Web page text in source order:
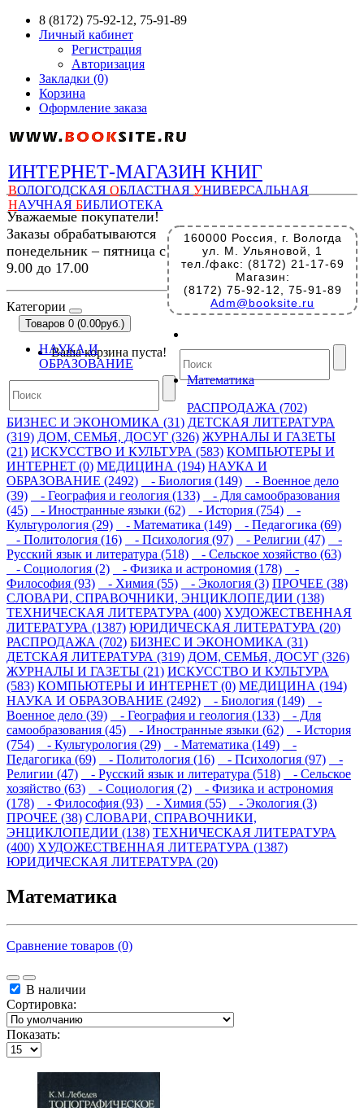
8 (8172) 75-92-12, 75-91-89
Личный кабинет
Регистрация
Авторизация
Закладки (0)
Корзина
Оформление заказа
ИНТЕРНЕТ-МАГАЗИН КНИГ
ВОЛОГОДСКАЯ ОБЛАСТНАЯ УНИВЕРСАЛЬНАЯ
НАУЧНАЯ БИБЛИОТЕКА
160000 Россия, г. Вологда
ул. М. Ульяновой, 1
тел./факс: (8172) 21-17-69
Магазин:
(8172) 75-92-12, 75-91-89
Adm@booksite.ru
Уважаемые покупатели!
Заказы обрабатываются
понедельник – пятница с
9.00 до 17.00
Категории
Товаров 0 (0.00руб.)
Ваша корзина пуста!
НАУКА И
ОБРАЗОВАНИЕ
Математика
РАСПРОДАЖА (702)
БИЗНЕС И ЭКОНОМИКА (31) ДЕТСКАЯ ЛИТЕРАТУРА
(319) ДОМ, СЕМЬЯ, ДОСУГ (326) ЖУРНАЛЫ И ГАЗЕТЫ
(21) ИСКУССТВО И КУЛЬТУРА (583) КОМПЬЮТЕРЫ И
ИНТЕРНЕТ (0) МЕДИЦИНА (194) НАУКА И
ОБРАЗОВАНИЕ (2492)
- Биология (149)
- Военное дело
(39)
- География и геология (133)
- Для самообразования
(45)
- Иностранные языки (62) - История (754)
-
Культурология (29)
- Математика (149)
- Педагогика (69)
- Политология (16)
- Психология (97) - Религии (47)
-
Русский язык и литература (518)
- Сельское хозяйство (63)
- Социология (2)
- Физика и астрономия (178)
-
Философия (93)
- Химия (55) - Экология (3) ПРОЧЕЕ (38)
СЛОВАРИ, СПРАВОЧНИКИ, ЭНЦИКЛОПЕДИИ (138)
ТЕХНИЧЕСКАЯ ЛИТЕРАТУРА (400) ХУДОЖЕСТВЕННАЯ
ЛИТЕРАТУРА (1387) ЮРИДИЧЕСКАЯ ЛИТЕРАТУРА (20)
РАСПРОДАЖА (702) БИЗНЕС И ЭКОНОМИКА (31)
ДЕТСКАЯ ЛИТЕРАТУРА (319) ДОМ, СЕМЬЯ, ДОСУГ (326)
ЖУРНАЛЫ И ГАЗЕТЫ (21) ИСКУССТВО И КУЛЬТУРА
(583) КОМПЬЮТЕРЫ И ИНТЕРНЕТ (0) МЕДИЦИНА (194)
НАУКА И ОБРАЗОВАНИЕ (2492)
- Биология (149)
-
Военное дело (39)
- География и геология (133)
- Для
самообразования (45)
- Иностранные языки (62)
- История
(754)
- Культурология (29) - Математика (149)
-
Педагогика (69)
- Политология (16) - Психология (97)
-
Религии (47)
- Русский язык и литература (518)
- Сельское
хозяйство (63)
- Социология (2)
- Физика и астрономия
(178)
- Философия (93) - Химия (55)
- Экология (3)
ПРОЧЕЕ (38) СЛОВАРИ, СПРАВОЧНИКИ,
ЭНЦИКЛОПЕДИИ (138) ТЕХНИЧЕСКАЯ ЛИТЕРАТУРА
(400) ХУДОЖЕСТВЕННАЯ ЛИТЕРАТУРА (1387)
ЮРИДИЧЕСКАЯ ЛИТЕРАТУРА (20)
Математика
Сравнение товаров (0)
В наличии
Сортировка:
Показать: